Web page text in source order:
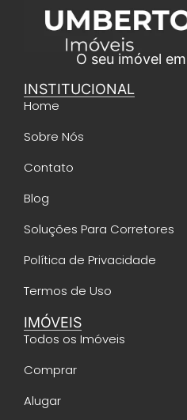
O seu imóvel
INSTITUCIONAL
Home
Sobre Nós
Contato
Blog
Soluções Para Corretores
Política de Privacidade
Termos de Uso
IMÓVEIS
Todos os Imóveis
Comprar
Alugar